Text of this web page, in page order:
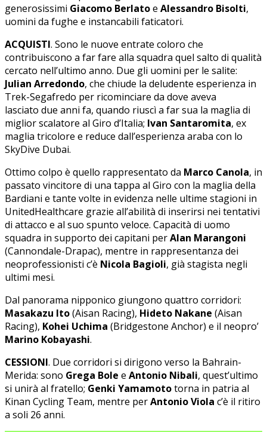
generosissimi Giacomo Berlatoe Alessandro Bisolti,
uomini da fughe e instancabili faticatori.
ACQUISTI. Sono le nuove entrate coloro che
contribuiscono a far fare alla squadra quel salto di qualità
cercato nell’ultimo anno. Due gli uomini per le salite:
Julian Arredondo, che chiude la deludente esperienza in
Trek-Segafredo per ricominciare da dove aveva
lasciato due anni fa, quando riuscì a far sua la maglia di
miglior scalatore al Giro d’Italia; Ivan Santaromita, ex
maglia tricolore e reduce dall’esperienza araba con lo
SkyDive Dubai.
Ottimo colpo è quello rappresentato da Marco Canola, in
passato vincitore di una tappa al Giro con la maglia della
Bardiani e tante volte in evidenza nelle ultime stagioni in
UnitedHealthcare grazie all’abilità di inserirsi nei tentativi
di attacco e al suo spunto veloce. Capacità di uomo
squadra in supporto dei capitani perAlan Marangoni
(Cannondale-Drapac), mentre in rappresentanza dei
neoprofessionisti c’è Nicola Bagioli, già stagista negli
ultimi mesi.
Dal panorama nipponico giungono quattro corridori:
Masakazu Ito(Aisan Racing), Hideto Nakane (Aisan
Racing), Kohei Uchima (Bridgestone Anchor) e il neopro’
Marino Kobayashi.
CESSIONI. Due corridori si dirigono verso la Bahrain-
Merida: sono Grega Bole e Antonio Nibali, quest’ultimo
si unirà al fratello; Genki Yamamototorna in patria al
Kinan Cycling Team, mentre perAntonio Viola c’è il ritiro
a soli 26 anni.